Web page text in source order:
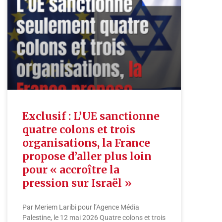
Exclusif : L’UE sanctionne
quatre colons et trois
organisations, la France
propose d’aller plus loin
pour « accroître la
pression sur Israël »
Par Meriem Laribi pour l’Agence Média
Palestine, le 12 mai 2026 Quatre colons et trois